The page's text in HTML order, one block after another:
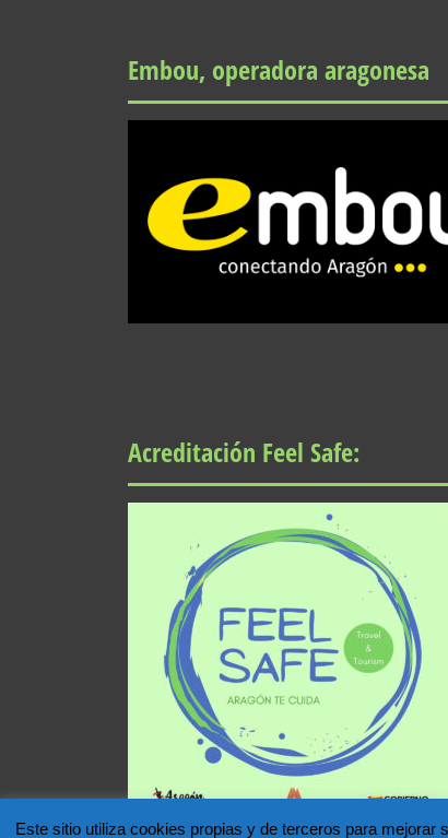
Embou, operadora aragonesa
Acreditación Feel Safe:
Este sitio utiliza cookies propias y de terceros para